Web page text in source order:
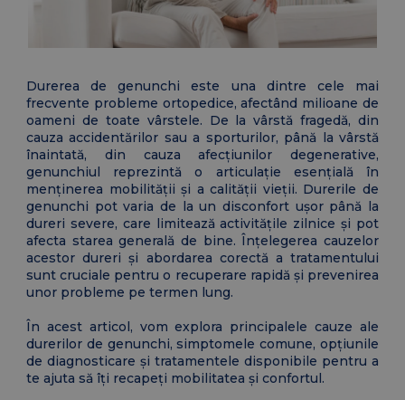
Durerea de genunchi este una dintre cele mai
frecvente probleme ortopedice, afectând milioane de
oameni de toate vârstele. De la vârstă fragedă, din
cauza accidentărilor sau a sporturilor, până la vârstă
înaintată, din cauza afecțiunilor degenerative,
genunchiul reprezintă o articulație esențială în
menținerea mobilității și a calității vieții. Durerile de
genunchi pot varia de la un disconfort ușor până la
dureri severe, care limitează activitățile zilnice și pot
afecta starea generală de bine. Înțelegerea cauzelor
acestor dureri și abordarea corectă a tratamentului
sunt cruciale pentru o recuperare rapidă și prevenirea
unor probleme pe termen lung.
În acest articol, vom explora principalele cauze ale
durerilor de genunchi, simptomele comune, opțiunile
de diagnosticare și tratamentele disponibile pentru a
te ajuta să îți recapeți mobilitatea și confortul.